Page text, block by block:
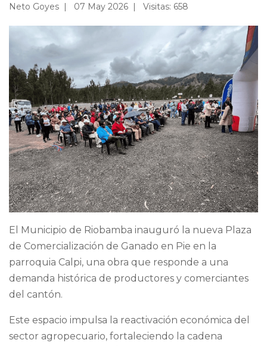
Neto Goyes 07 May 2026 Visitas: 658
El Municipio de Riobamba inauguró la nueva Plaza
de Comercialización de Ganado en Pie en la
parroquia Calpi, una obra que responde a una
demanda histórica de productores y comerciantes
del cantón.
Este espacio impulsa la reactivación económica del
sector agropecuario, fortaleciendo la cadena